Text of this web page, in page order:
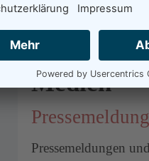
Der
Medien
Pressemeldungen